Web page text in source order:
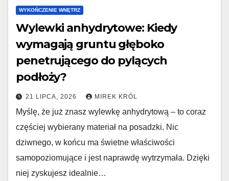
WYKOŃCZENIE WNĘTRZ
Wylewki anhydrytowe: Kiedy
wymagają gruntu głęboko
penetrującego do pylących
podłoży?
21 LIPCA, 2026 MIREK KRÓL
Myślę, że już znasz wylewkę anhydrytową – to coraz
częściej wybierany materiał na posadzki. Nic
dziwnego, w końcu ma świetne właściwości
samopoziomujące i jest naprawdę wytrzymała. Dzięki
niej zyskujesz idealnie…